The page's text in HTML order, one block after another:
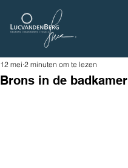
Brons in de badkamer
12 mei 2 minuten om te lezen